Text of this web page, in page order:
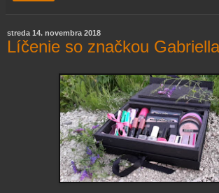
streda 14. novembra 2018
Líčenie so značkou